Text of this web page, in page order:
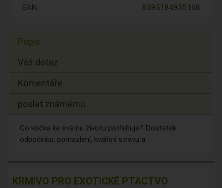
EAN:
8595184955168
Popis
Váš dotaz
Komentáře
poslat známému
Co kočka ke svému životu potřebuje? Dostatek
odpočinku, pomazlení, kvalitní stravu a
KRMIVO PRO EXOTICKÉ PTACTVO